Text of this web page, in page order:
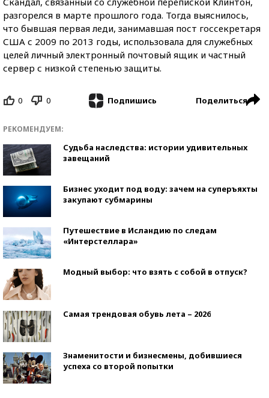
разгорелся в марте прошлого года. Тогда выяснилось,
что бывшая первая леди, занимавшая пост госсекретаря
США с 2009 по 2013 годы, использовала для служебных
целей личный электронный почтовый ящик и частный
сервер с низкой степенью защиты.
0 0 Подпишись Поделиться
РЕКОМЕНДУЕМ:
Судьба наследства: истории удивительных
завещаний
Бизнес уходит под воду: зачем на суперъяхты
закупают субмарины
Путешествие в Исландию по следам
«Интерстеллара»
Модный выбор: что взять с собой в отпуск?
Самая трендовая обувь лета – 2026
Знаменитости и бизнесмены, добившиеся
успеха со второй попытки